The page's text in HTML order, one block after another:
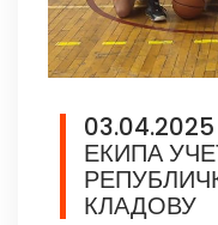
ЕКИПА
КЛАДОВУ